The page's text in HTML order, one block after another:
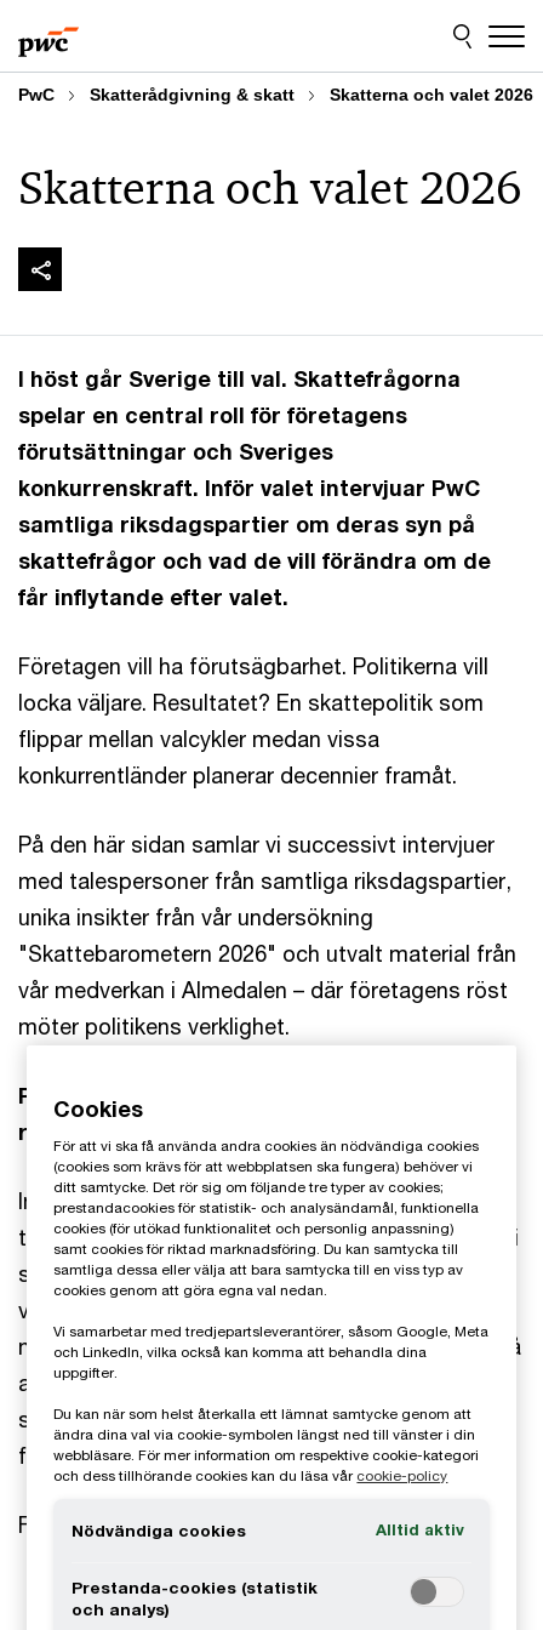
to
content
to
footer
PwC Skatterådgivning & skatt Skatterna och valet 2026
Skatterna och valet 2026
I höst går Sverige till val. Skattefrågorna
spelar en central roll för företagens
förutsättningar och Sveriges
konkurrenskraft. Inför valet intervjuar PwC
samtliga riksdagspartier om deras syn på
skattefrågor och vad de vill förändra om de
får inflytande efter valet.
Företagen vill ha förutsägbarhet. Politikerna vill
locka väljare. Resultatet? En skattepolitik som
flippar mellan valcykler medan vissa
konkurrentländer planerar decennier framåt.
På den här sidan samlar vi successivt intervjuer
med talespersoner från samtliga riksdagspartier,
unika insikter från vår undersökning
"Skattebarometern 2026" och utvalt material från
vår medverkan i Almedalen – där företagens röst
möter politikens verklighet.
Partiernas syn på skatterna – intervjuer med
riksdagspartierna
Inför valet har vi intervjuat skattepolitiska
talespersoner från samtliga riksdagspartier. Får vi
se fortsatta förändringar av 3:12-reglerna eller vill
vissa partier vrida klockan tillbaka? Vad händer
med bolagsskatten? Hur ser partierna på skatt på
arbete respektive kapital? Behöver en stor
skattereform genomföras – och hur ska det i så
fall gå till?
Frågeställningar som tas upp:
Vilka skatter är viktiga att fokusera på inför
Cookies
För att vi ska få använda andra cookies än nödvändiga cookies
(cookies som krävs för att webbplatsen ska fungera) behöver vi
ditt samtycke. Det rör sig om följande tre typer av cookies;
prestandacookies för statistik- och analysändamål, funktionella
cookies (för utökad funktionalitet och personlig anpassning)
samt cookies för riktad marknadsföring. Du kan samtycka till
samtliga dessa eller välja att bara samtycka till en viss typ av
cookies genom att göra egna val nedan.
Vi samarbetar med tredjepartsleverantörer, såsom Google, Meta
och LinkedIn, vilka också kan komma att behandla dina
uppgifter.
Du kan när som helst återkalla ett lämnat samtycke genom att
ändra dina val via cookie-symbolen längst ned till vänster i din
webbläsare. För mer information om respektive cookie-kategori
och dess tillhörande cookies kan du läsa vår cookie-policy
Nödvändiga cookies Alltid aktiv
Prestanda-cookies (statistik
och analys)